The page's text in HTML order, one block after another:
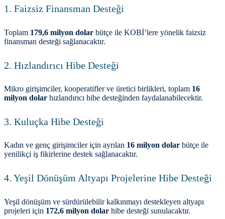
1. Faizsiz Finansman Desteği
Toplam 179,6 milyon dolar bütçe ile KOBİ’lere yönelik faizsiz
finansman desteği sağlanacaktır.
2. Hızlandırıcı Hibe Desteği
Mikro girişimciler, kooperatifler ve üretici birlikleri, toplam 16
milyon dolar hızlandırıcı hibe desteğinden faydalanabilecektir.
3. Kuluçka Hibe Desteği
Kadın ve genç girişimciler için ayrılan 16 milyon dolar bütçe ile
yenilikçi iş fikirlerine destek sağlanacaktır.
4. Yeşil Dönüşüm Altyapı Projelerine Hibe Desteği
Yeşil dönüşüm ve sürdürülebilir kalkınmayı destekleyen altyapı
projeleri için 172,6 milyon dolar hibe desteği sunulacaktır.